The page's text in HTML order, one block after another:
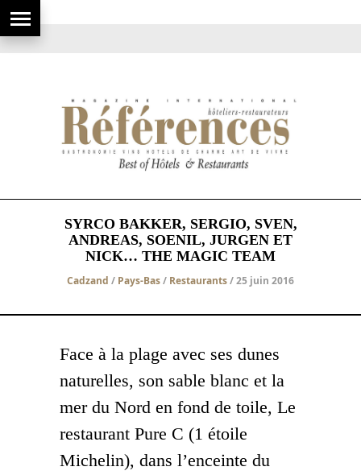
SYRCO BAKKER, SERGIO, SVEN,
ANDREAS, SOENIL, JURGEN ET
NICK… THE MAGIC TEAM
Cadzand / Pays-Bas/ Restaurants/ 25 juin 2016
Face à la plage avec ses dunes
naturelles, son sable blanc et la
mer du Nord en fond de toile, Le
restaurant Pure C (1 étoile
Michelin), dans l’enceinte du